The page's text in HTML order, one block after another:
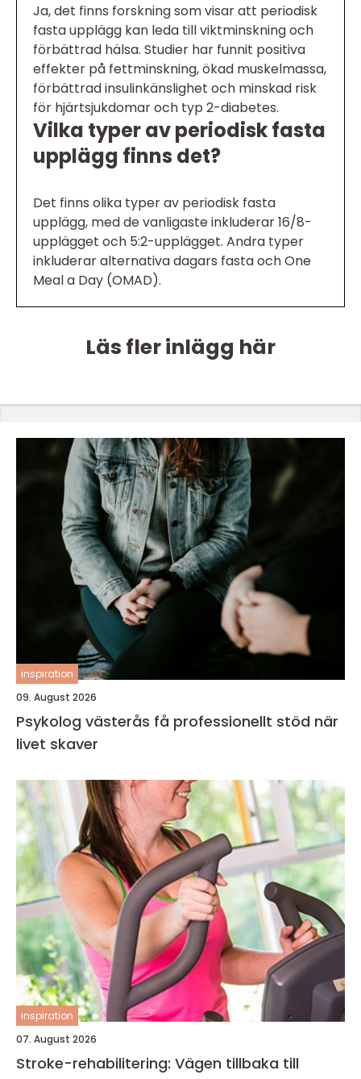
Ja, det finns forskning som visar att periodisk
fasta upplägg kan leda till viktminskning och
förbättrad hälsa. Studier har funnit positiva
effekter på fettminskning, ökad muskelmassa,
förbättrad insulinkänslighet och minskad risk
för hjärtsjukdomar och typ 2-diabetes.
Vilka typer av periodisk fasta
upplägg finns det?
Det finns olika typer av periodisk fasta
upplägg, med de vanligaste inkluderar 16/8-
upplägget och 5:2-upplägget. Andra typer
inkluderar alternativa dagars fasta och One
Meal a Day (OMAD).
Läs fler inlägg här
inspiration
09. August 2026
Psykolog västerås få professionellt stöd när
livet skaver
inspiration
07. August 2026
Stroke-rehabilitering: Vägen tillbaka till